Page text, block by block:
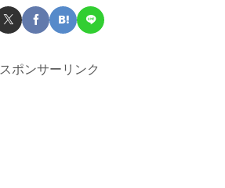
スポンサーリンク